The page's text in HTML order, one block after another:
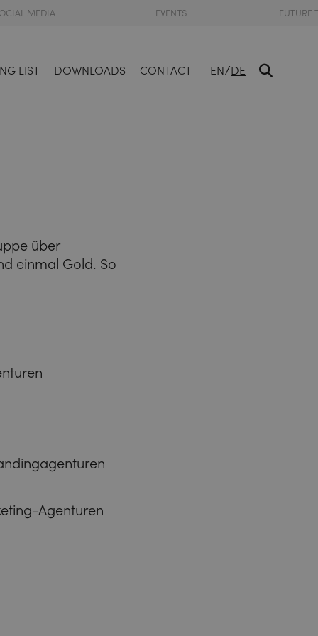
MEDIA EVENTS FUTURE
LIST DOWNLOADS CONTACT EN/DE
über
einmal Gold. So
Agenturen